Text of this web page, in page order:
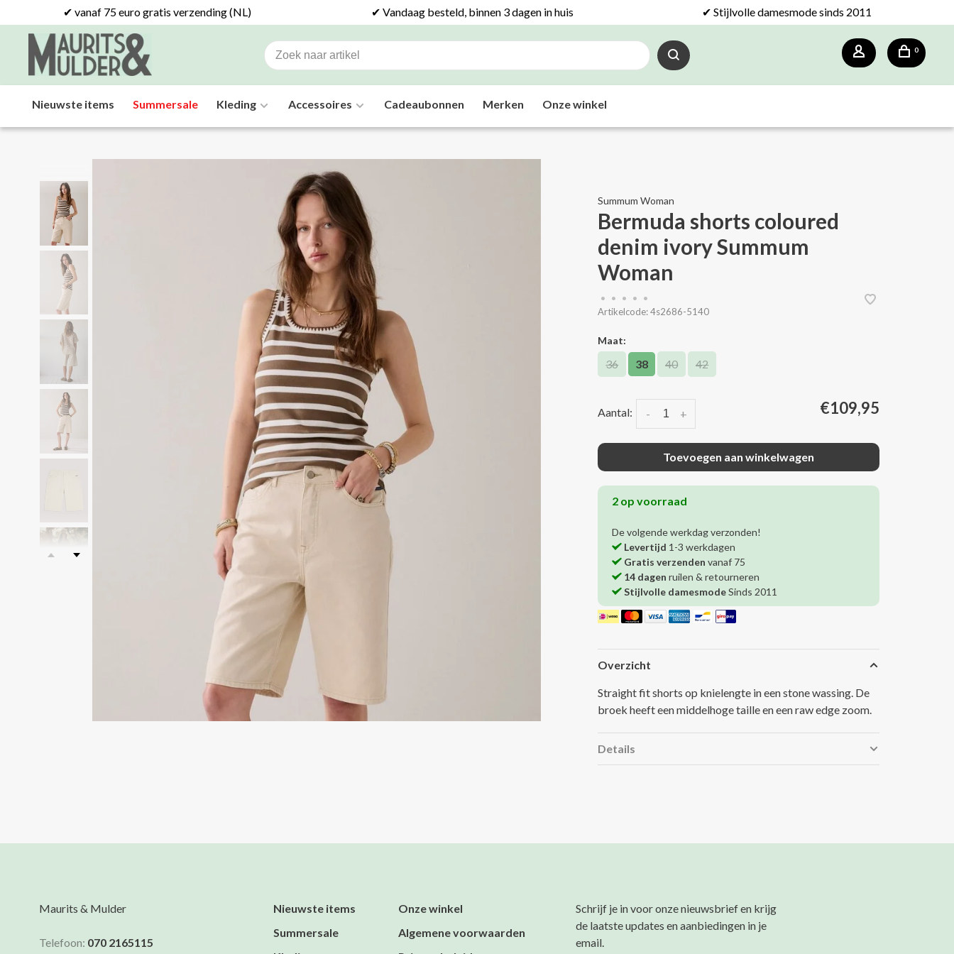
✔ vanaf 75 euro gratis verzending (NL) ✔ Vandaag besteld, binnen 3 dagen in huis ✔ Stijlvolle damesmode sinds 2011
0
Nieuwste items Summersale Kleding Accessoires Cadeaubonnen Merken Onze winkel
Summum Woman
Bermuda shorts coloured
denim ivory Summum
Woman
• • • •
•
Artikelcode:4s2686-5140
Maat:
36 38 40 42
Aantal: +
- €109,95
Toevoegen aan winkelwagen
2 op voorraad
De volgende werkdag verzonden!
Levertijd 1-3 werkdagen
Gratis verzenden vanaf 75
14 dagen ruilen & retourneren
Stijlvolle damesmodeSinds 2011
Overzicht
Straight fit shorts op knielengte in een stone wassing. De
broek heeft een middelhoge taille en een raw edge zoom.
Details
Maurits & Mulder
Telefoon: 070 2165115
Nieuwste items
Summersale
Onze winkel
Algemene voorwaarden
Schrijf je in voor onze nieuwsbrief en krijg
de laatste updates en aanbiedingen in je
email.